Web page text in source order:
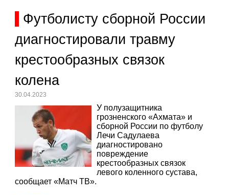
Футболисту сборной России
диагностировали травму
крестообразных связок
колена
30.04.2023
У полузащитника
грозненского «Ахмата» и
сборной России по футболу
Лечи Садулаева
диагностировано
повреждение
крестообразных связок
левого коленного сустава,
сообщает «Матч ТВ».